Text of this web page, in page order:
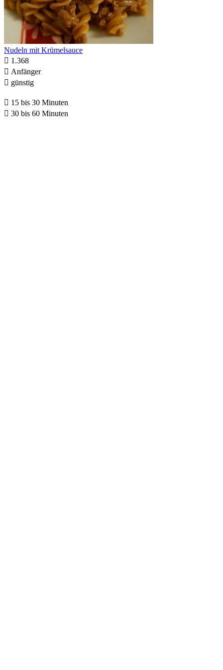
Nudeln mit Krümelsauce
 1.368
 Anfänger
 günstig
 15 bis 30 Minuten
 30 bis 60 Minuten